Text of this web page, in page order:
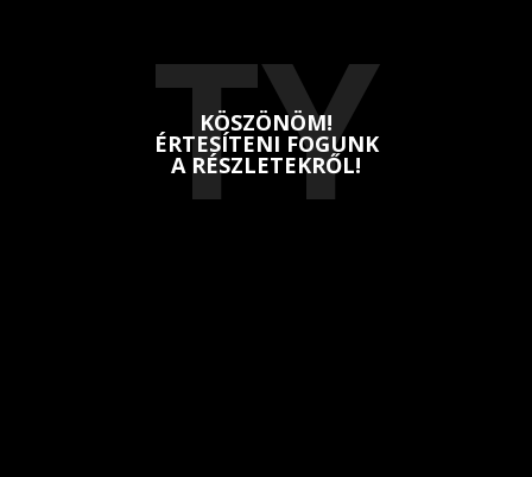
TY
KÖSZÖNÖM!
ÉRTESÍTENI FOGUNK
A RÉSZLETEKRŐL!